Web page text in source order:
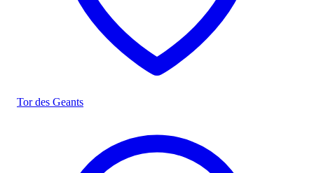
Tor des Geants